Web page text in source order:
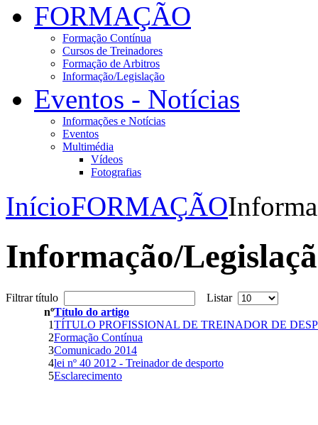
FORMAÇÃO
Formação Contínua
Cursos de Treinadores
Formação de Arbitros
Informação/Legislação
Eventos - Notícias
Informações e Notícias
Eventos
Multimédia
Vídeos
Fotografias
InícioFORMAÇÃO
Informação/
Filtrar título
Listar
nºTítulo do artigo
1TÍTULO PROFISSIONAL DE TREINADOR DE
2Formação Contínua
3Comunicado 2014
4lei nº 40 2012 - Treinador de desporto
5Esclarecimento